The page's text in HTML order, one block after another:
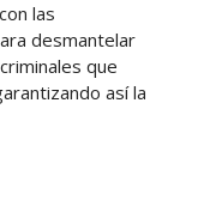
las
desmantelar
que
así la